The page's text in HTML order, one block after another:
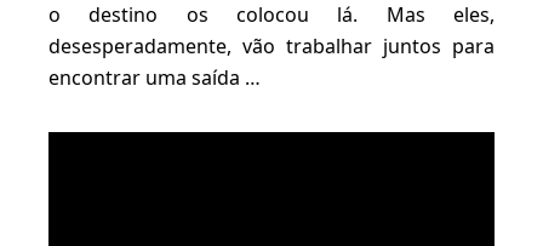
o destino os colocou lá. Mas eles,
desesperadamente, vão trabalhar juntos para
encontrar uma saída …